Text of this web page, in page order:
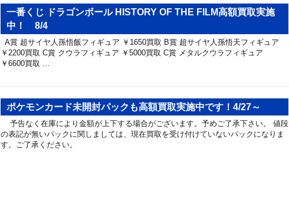
一番くじ ドラゴンボール HISTORY OF THE FILM高額買取実施
中！ 8/4
A賞 超サイヤ人孫悟飯フィギュア ￥1650買取 B賞 超サイヤ人孫悟天フィギュア
￥2200買取 C賞 クウラフィギュア ￥5000買取 C賞 メタルクウラフィギュア
￥6600買取 …
ポケモンカード未開封パックも高額買取実施中です！4/27～
予告なく在庫により金額が上下する場合がございます。予めご了承下さい。 値段
の表記が無いパックに関しましては、現在買取を受け付けていないパックになりま
す。ご了承ください。